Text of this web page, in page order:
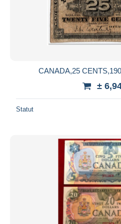
CANADA,25
±
Statut